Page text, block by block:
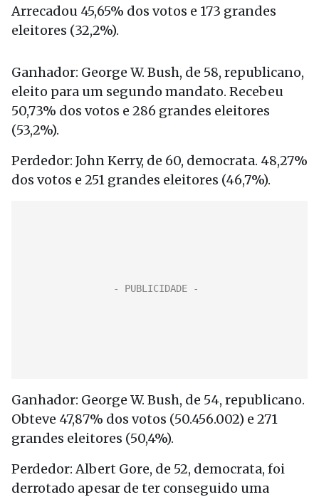
Arrecadou 45,65% dos votos e 173 grandes
eleitores (32,2%).
Ganhador: George W. Bush, de 58, republicano,
eleito para um segundo mandato. Recebeu
50,73% dos votos e 286 grandes eleitores
(53,2%).
Perdedor: John Kerry, de 60, democrata. 48,27%
dos votos e 251 grandes eleitores (46,7%).
Ganhador: George W. Bush, de 54, republicano.
Obteve 47,87% dos votos (50.456.002) e 271
grandes eleitores (50,4%).
Perdedor: Albert Gore, de 52, democrata, foi
derrotado apesar de ter conseguido uma